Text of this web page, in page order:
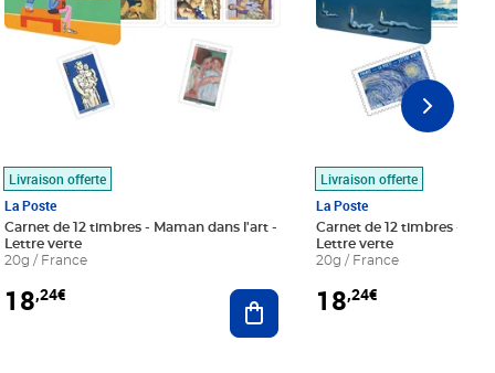
au panier
Livraison offerte
La Poste
Carnet de 12 timbres - Maman dans l'art -
Lettre verte
20g / France
18,24€ Ajouter au panier
Livraison offerte
La Poste
Carnet de 12 timbres - Le
Lettre verte
20g / France
18,24€